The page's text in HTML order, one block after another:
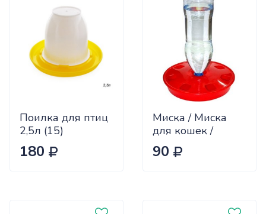
Поилка для птиц
2,5л (15)
180
Миска / Миска
для кошек /
Миска с бутылкой
/ Миска для
90